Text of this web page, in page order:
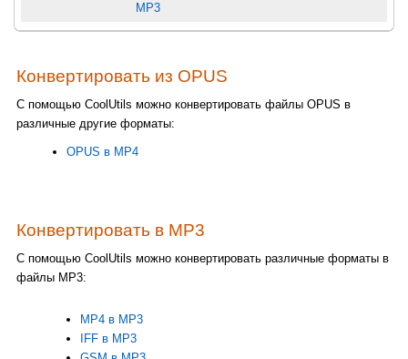
MP3
Конвертировать из OPUS
С помощью CoolUtils можно конвертировать файлы OPUS в
различные другие форматы:
OPUS в MP4
Конвертировать в MP3
С помощью CoolUtils можно конвертировать различные форматы в
файлы MP3:
MP4 в MP3
IFF в MP3